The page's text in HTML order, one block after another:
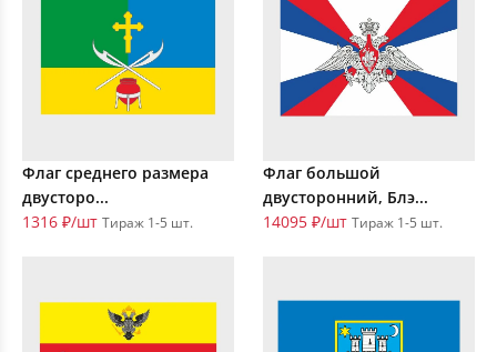
Флаг среднего размера
двусторо...
1316 ₽/шт Тираж 1-5 шт.
Флаг большой
двусторонний, Блэ...
14095 ₽/шт Тираж 1-5 шт.